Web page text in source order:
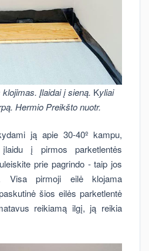
Įlaidai į sieną. Kyliai
Hermio Preikšto nuotr.
ją apie 30-40º kampu,
į pirmos parketlentės
prie pagrindo - taip jos
Visa pirmoji eilė klojama
šios eilės parketlentė
reikiamą ilgį, ją reikia